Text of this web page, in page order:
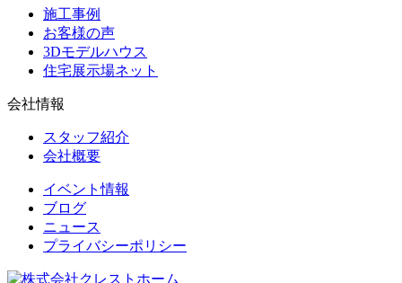
施工事例
お客様の声
3Dモデルハウス
住宅展示場ネット
会社情報
スタッフ紹介
会社概要
イベント情報
ブログ
ニュース
プライバシーポリシー